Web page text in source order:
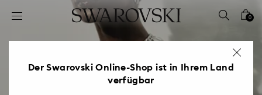
Liste Tastaturkürzel
2 - Footer
0
Der Swarovski Online-Shop ist in Ihrem Land
verfügbar